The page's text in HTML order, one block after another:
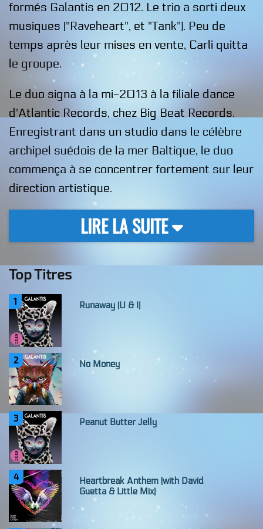
formés Galantis en 2012. Le trio a sorti deux
musiques ("Raveheart", et "Tank"). Peu de
temps après leur mises en vente, Carli quitta
le groupe.
Le duo signa à la mi-2013 à la filiale dance
d'Atlantic Records, chez Big Beat Records.
Enregistrant dans un studio dans le célèbre
archipel suédois de la mer Baltique, le duo
commença à se concentrer fortement sur leur
direction artistique.
LIRE LA SUITE
Top Titres
1 Runaway (U & I)
2 No Money
3 Peanut Butter Jelly
4
Heartbreak Anthem (with David
Guetta & Little Mix)